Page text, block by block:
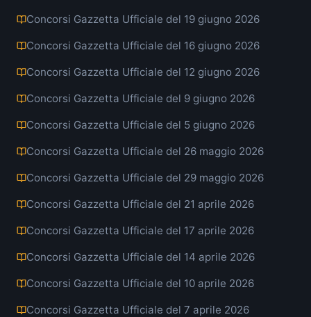
Concorsi Gazzetta Ufficiale del 19 giugno 2026
Concorsi Gazzetta Ufficiale del 16 giugno 2026
Concorsi Gazzetta Ufficiale del 12 giugno 2026
Concorsi Gazzetta Ufficiale del 9 giugno 2026
Concorsi Gazzetta Ufficiale del 5 giugno 2026
Concorsi Gazzetta Ufficiale del 26 maggio 2026
Concorsi Gazzetta Ufficiale del 29 maggio 2026
Concorsi Gazzetta Ufficiale del 21 aprile 2026
Concorsi Gazzetta Ufficiale del 17 aprile 2026
Concorsi Gazzetta Ufficiale del 14 aprile 2026
Concorsi Gazzetta Ufficiale del 10 aprile 2026
Concorsi Gazzetta Ufficiale del 7 aprile 2026